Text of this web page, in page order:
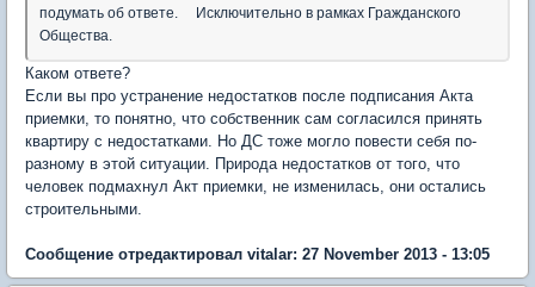
подумать об ответе. Исключительно в рамках Гражданского
Общества.
Каком ответе?
Если вы про устранение недостатков после подписания Акта
приемки, то понятно, что собственник сам согласился принять
квартиру с недостатками. Но ДС тоже могло повести себя по-
разному в этой ситуации. Природа недостатков от того, что
человек подмахнул Акт приемки, не изменилась, они остались
строительными.
Сообщение отредактировал vitalar: 27 November 2013 - 13:05